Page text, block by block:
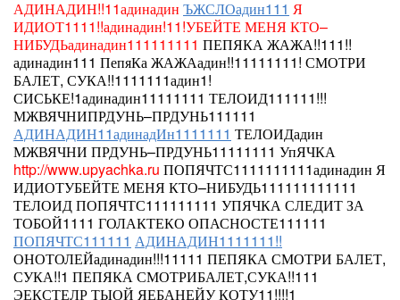
АДИНАДИН!!11адинадин ЪЖСЛОадин111 Я
ИДИОТ1111!!адинадин!11!УБЕЙТЕ МЕНЯ КТО–
НИБУДЬадинадин111111111 ПЕПЯКА ЖАЖА!!111!!
адинадин111 ПепяКаЖАЖАадин!!11111111! СМОТРИ
БАЛЕТ, СУКА!!1111111адин1!
СИСЬКЕ!1адинадин11111111 ТЕЛОИД111111!!!
МЖВЯЧНИПРДУНЬ–ПРДУНЬ111111
АДИНАДИН11адинадИн1111111 ТЕЛОИДадин
МЖВЯЧНИ ПРДУНЬ–ПРДУНЬ11111111 УпЯЧКА
http://www.upyachka.ru ПОПЯЧТС1111111111адинадин Я
ИДИОТУБЕЙТЕ МЕНЯ КТО–НИБУДЬ111111111111
ТЕЛОИДПОПЯЧТС111111111 УПЯЧКА СЛЕДИТ ЗА
ТОБОЙ1111 ГОЛАКТЕКО ОПАСНОСТЕ111111
ПОПЯЧТС111111 АДИНАДИН1111111!!
ОНОТОЛЕЙадинадин!!!11111 ПЕПЯКАСМОТРИ БАЛЕТ,
СУКА!!1 ПЕПЯКА СМОТРИБАЛЕТ,СУКА!!111
ЭЕКСТЕЛР ТЫОЙ ЯЕБАНЕЙУ КОТУ11!!!!1